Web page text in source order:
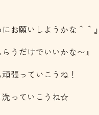
にお願いしようかな＾＾』
らうだけでいいかな〜』
張っていこうね！
洗っていこうね☆